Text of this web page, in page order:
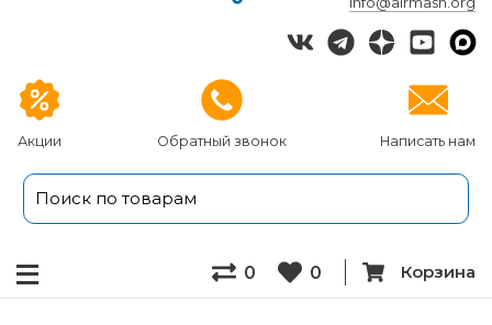
Акции Обратный звонок Написать нам
0 0 Корзина